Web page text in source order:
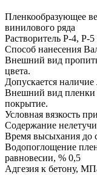
Пленкообразующее
винилового ряда
Растворитель Р-4, Р-5
Способ нанесения
Внешний вид
цвета.
Допускается
Внешний вид пленки
покрытие.
Условная вязкость
Содержание
Время высыхания до
Водопоглощение
равновесии, % 0,5
Адгезия к бетону,